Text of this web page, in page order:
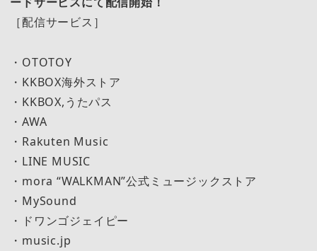
［配信サービス］
・OTOTOY
・KKBOX海外ストア
・KKBOX,うたパス
・AWA
・Rakuten Music
・LINE MUSIC
・mora “WALKMAN”公式ミュージックストア
・MySound
・ドワンゴジェイピー
・music.jp